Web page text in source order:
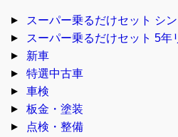
スーパー乗るだけセット シ
スーパー乗るだけセット 5年
新車
特選中古車
車検
板金・塗装
点検・整備